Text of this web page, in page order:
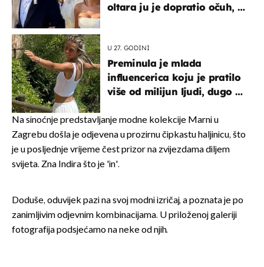
oltara ju je dopratio očuh, a
U 27. GODINI
Preminula je mlada
influencerica koju je pratilo
više od milijun ljudi, dugo se
Na sinoćnje predstavljanje modne kolekcije Marni u
Zagrebu došla je odjevena u prozirnu čipkastu haljinicu, što
je u posljednje vrijeme čest prizor na zvijezdama diljem
svijeta. Zna Indira što je 'in'.
Doduše, oduvijek pazi na svoj modni izričaj, a poznata je po
zanimljivim odjevnim kombinacijama. U priloženoj galeriji
fotografija podsjećamo na neke od njih.